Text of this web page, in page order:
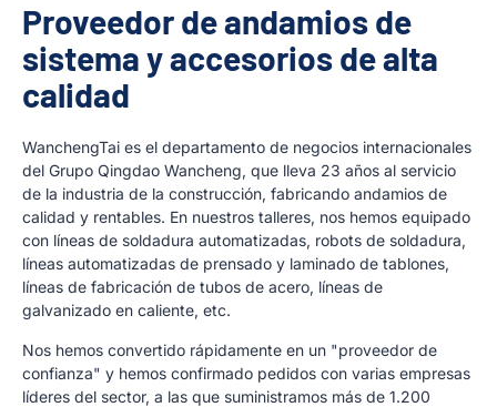
Proveedor de andamios de
sistema y accesorios de alta
calidad
WanchengTai es el departamento de negocios internacionales
del Grupo Qingdao Wancheng, que lleva 23 años al servicio
de la industria de la construcción, fabricando andamios de
calidad y rentables. En nuestros talleres, nos hemos equipado
con líneas de soldadura automatizadas, robots de soldadura,
líneas automatizadas de prensado y laminado de tablones,
líneas de fabricación de tubos de acero, líneas de
galvanizado en caliente, etc.
Nos hemos convertido rápidamente en un "proveedor de
confianza" y hemos confirmado pedidos con varias empresas
líderes del sector, a las que suministramos más de 1.200